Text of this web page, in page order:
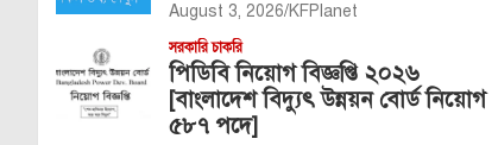
August 3, 2026 KFPlanet
সরকারি চাকরি
পিডিবি নিয়োগ বিজ্ঞপ্তি ২০২৬
[বাংলাদেশ বিদ্যুৎ উন্নয়ন বোর্ড নিয়োগ
৫৮৭ পদে]